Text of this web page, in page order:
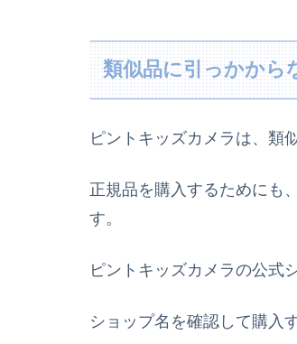
類似品に引っかから
ピントキッズカメラは、類
正規品を購入するためにも、
す。
ピントキッズカメラの公式
ショップ名を確認して購入